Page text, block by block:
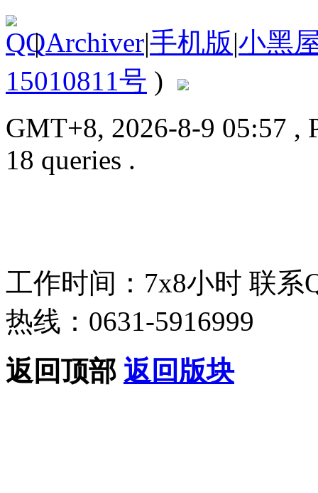
| Archiver|手机版|小黑
15010811号 )
GMT+8, 2026-8-9 05:57 ,
18 queries .
工作时间：7x8小时 联系
热线：0631-5916999
返回顶部 返回版块